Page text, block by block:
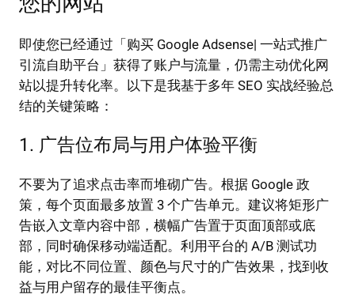
即使您已经通过「购买 Google Adsense| 一站式推广
引流自助平台」获得了账户与流量，仍需主动优化网
站以提升转化率。以下是我基于多年 SEO 实战经验总
结的关键策略：
1. 广告位布局与用户体验平衡
不要为了追求点击率而堆砌广告。根据 Google 政
策，每个页面最多放置 3 个广告单元。建议将矩形广
告嵌入文章内容中部，横幅广告置于页面顶部或底
部，同时确保移动端适配。利用平台的 A/B 测试功
能，对比不同位置、颜色与尺寸的广告效果，找到收
益与用户留存的最佳平衡点。